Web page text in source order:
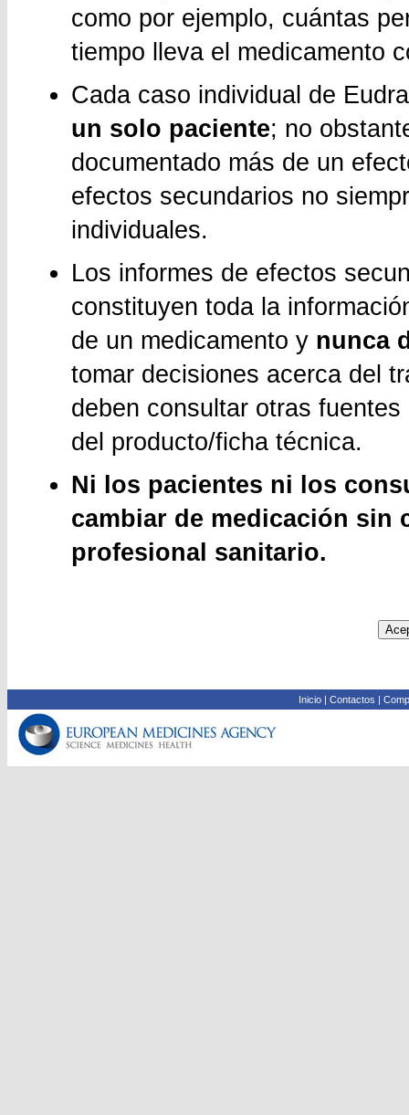
como por ejemplo, cuántas
tiempo lleva el medicamento
Cada caso individual de
un solo paciente; no
documentado más de un
efectos secundarios no
individuales.
Los informes de efectos
constituyen toda la
de un medicamento y nunca
tomar decisiones acerca del
deben consultar otras
del producto/ficha técnica.
Ni los pacientes ni los
cambiar de medicación sin
profesional sanitario.
Inicio | Contactos |